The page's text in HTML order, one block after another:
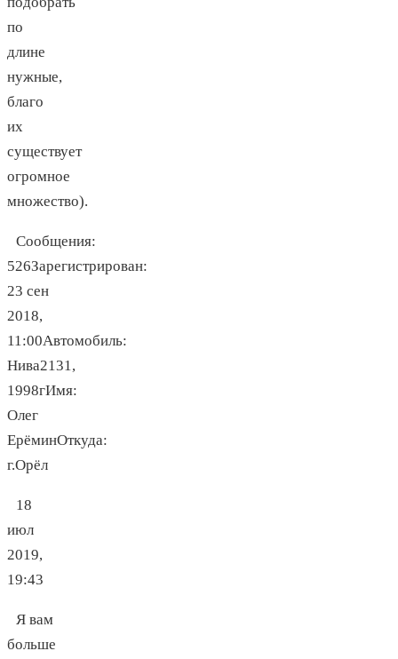
по
длине
нужные,
благо
их
существует
огромное
множество).
Сообщения:
526Зарегистрирован:
23 сен
2018,
11:00Автомобиль:
Нива2131,
1998гИмя:
Олег
ЕрёминОткуда:
г.Орёл
18
июл
2019,
19:43
Я вам
больше